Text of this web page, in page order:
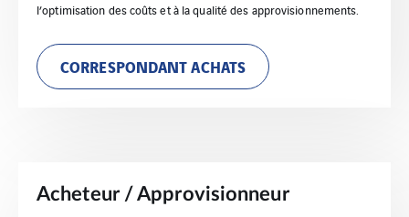
l’optimisation des coûts et à la qualité des approvisionnements.
CORRESPONDANT ACHATS
Acheteur / Approvisionneur